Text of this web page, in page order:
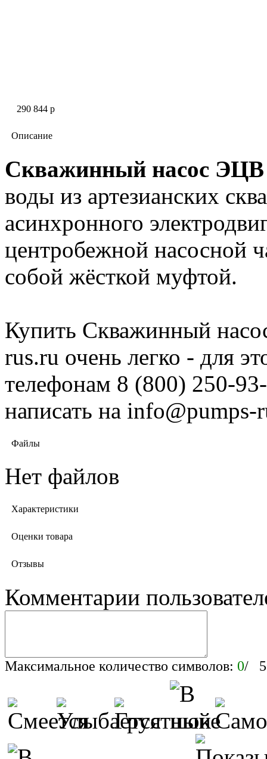
290 844 p
Описание
Скважинный насос ЭЦВ
воды из артезианских
асинхронного
центробежной наcосной
собой жёсткой муфтой.
Купить Скважинный
rus.ru очень легко - для
телефонам 8 (800) 250-
написать на info@pumps-
Файлы
Нет файлов
Характеристики
Оценки товара
Отзывы
Комментарии
Максимальное количество символов: 0/